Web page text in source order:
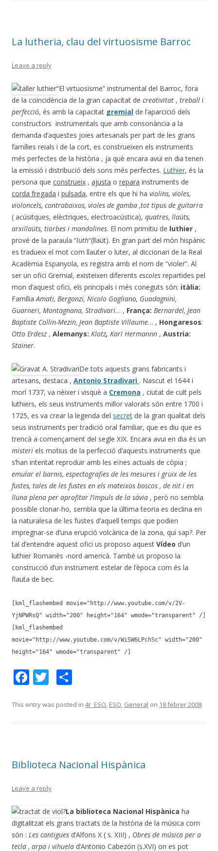
k ix
La lutheria, clau del virtuosisme Barroc
Leave a reply
“El virtuosisme” instrumental del Barroc, fora
de la coincidència de la gran capacitat de creativitat , treball i
perfecció, és amb la capacitat gremial de l’aparcició dels
constructors instrumentals que amb consonància a la
demanda d’aquestes joies artesanals per part de les grans
famílies reials i de la cort, es construeixen els instruments
més perfectes de la història , ja què encara avui en dia tenen
la emissió i distribució dels sons més perfectes. Luthier, és la
persona que construeix , ajusta o repara instruments de
corda fregada i pulsada, entre els que hi ha violins, violes,
violoncels, contrabaixos, violes de gamba ,tot tipus de guitarra
( acúsitques, elèctriques, electroacústica), quatres, llaüts,
arxillaüts, tiorbes i mandolines. El nom primitiu de luthier ,
prové de la paraula “luth“(llaüt). En gran part del món hispànic
es tradueix el mot com llauter o luter, al diccionari de la Real
Acadèmia Espanyola, es registra amb el nom de “violer”. Al
ser un ofici Gremial, existeixen diferents escoles repartides pel
mon d’aquest ofici, els principals i més coneguts són: itàlia:
FamíliaAmati, Bergonzi, Nicolo Gagliano, Guadagnini,
Guarneri, Montagnana, Stradivari… , França: Bernardel, Jean
Baptiste Collin-Mezin, Jean Baptiste Villaume… , Hongaresos:
Otto Erdesz , Alemanys: Klotz, Karl Hermannn , Austria:
Stainer.
De tots aquests grans fabricants i
artesans, destaca , Antonio Stradivari . Nascut el 1644 i
morí 1737, va nèixer i visquè a Cremona , ciutat de cult pels
luthiers, els seus instruments millor valorats són entre 1700 i
1725, es va crear la legenda del secret de la gran qualitat dels
seus instruments per tradició oral familiar, que es diu que es
trencà a començament del segle XIX. Encara avui en dia és un
misteri els motius de la perfecció d’aquests instruments que
s’han intentat reproduir amb les eïnes actuals de còpia ;
emular el barnis, espectografies de les mesures i gruix de les
fustes, tales de les fustes en els mateixos boscos , de nit i en
lluna plena per aprofitar l’impuls de la sàvia , però no sembla
possible clonar-ho, sembla que la última teoria es declina en
la naturalesa de les fustes d’aquell temps que podien
impregnar-se d’una erupció volcànica de la zona, qui sap?. Per
tal d’entendre aquest ofici us proposo aquest Vídeo d’un
luthier Romanès -nord americà. També us proposo la
construcció d’un instrument estelar de l’època com és la
flauta de bec.
[kml_flashembed movie="http://www.youtube.com/v/2V-
YjNPWRsQ" width="200" height="164" wmode="transparent" /]
[kml_flashembed
movie="http://www.youtube.com/v/WiSW6LPchSc" width="200"
height="164" wmode="transparent" /]
F
e
k
T
itt m
ix
This entry was posted in 4r_ESO, ESO, General on 18 febrer 2008.
Biblioteca Nacional Hispànica
Leave a reply
La biblioteca Nacional Hispànica ha
digitalitzat els grans tractats de la història de la música com
són : Les cantigues d’Alfons X ( s. XIII) , Obres de música per a
tecla , arpa i vihuela d’Antonio Cabezón (s.XVI) on es pot